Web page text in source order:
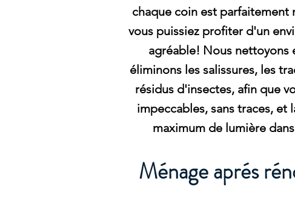
chaque coin est parfaitement
vous puissiez profiter d'un
agréable! Nous nettoyons
éliminons les salissures, les
résidus d'insectes, afin que
impeccables, sans traces, et
maximum de lumière
Ménage aprés